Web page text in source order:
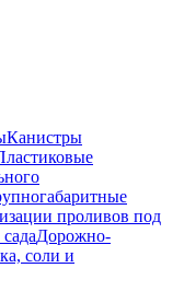
Канистры
проливов под
Дорожно-
соли и